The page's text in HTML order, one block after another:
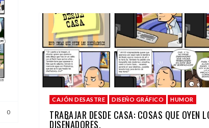
0
CAJÓN DESASTRE DISEÑO GRÁFICO HUMOR
TRABAJAR DESDE CASA: COSAS QUE OYEN
DISEÑADORES.